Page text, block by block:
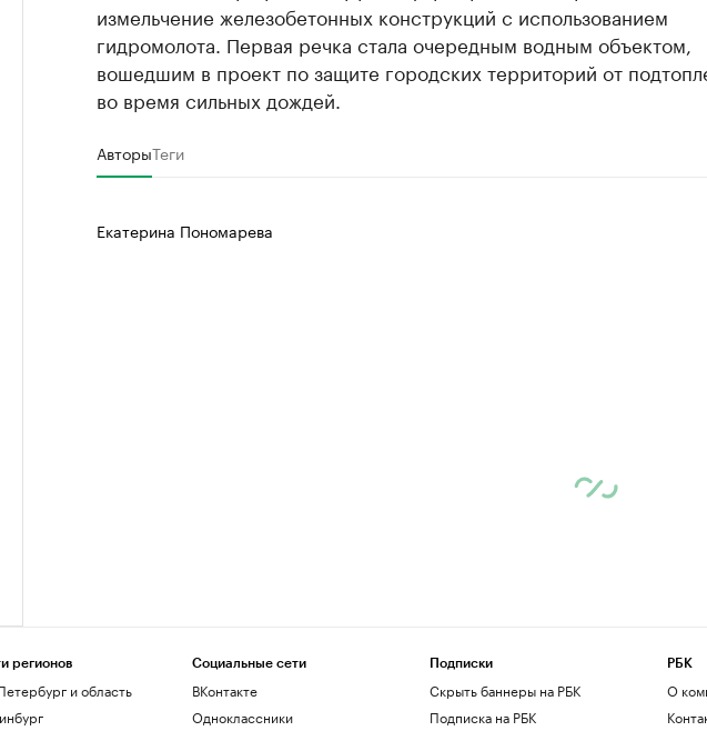
измельчение железобетонных конструкций с использованием
гидромолота. Первая речка стала очередным водным объектом,
вошедшим в проект по защите городских территорий от
во время сильных дождей.
АвторыТеги
Екатерина Пономарева
регионов
и область
Социальные сети
ВКонтакте
Одноклассники
Подписки
Скрыть баннеры на РБК
Подписка на РБК
РБК
О